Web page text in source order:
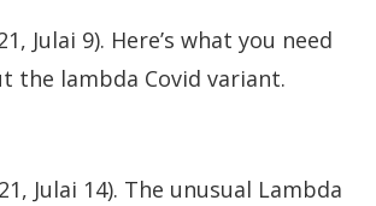
Julai 9). Here’s what you need
the lambda Covid variant.
Julai 14). The unusual Lambda